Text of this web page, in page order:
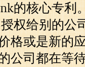
的核心专利
权给别的公
格或是新的
公司都在等